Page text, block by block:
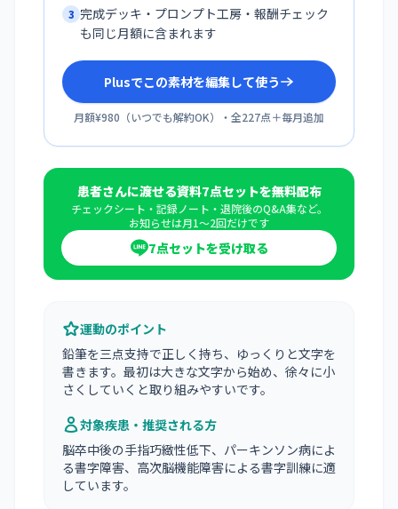
3 完成デッキ・プロンプト工房・報酬チェック
も同じ月額に含まれます
Plusでこの素材を編集して使う
月額¥980 （いつでも解約OK）・全227点＋毎月追加
患者さんに渡せる資料7点セットを無料配布
チェックシート・記録ノート・退院後のQ&A集など。
お知らせは月1〜2回だけです
7点セットを受け取る
運動のポイント
鉛筆を三点支持で正しく持ち、ゆっくりと文字を
書きます。最初は大きな文字から始め、徐々に小
さくしていくと取り組みやすいです。
対象疾患・推奨される方
脳卒中後の手指巧緻性低下、パーキンソン病によ
る書字障害、高次脳機能障害による書字訓練に適
しています。